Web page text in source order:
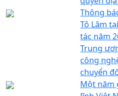
Thông
Tô Lâm
tác năm
Trung
công
chuyển
Một năm